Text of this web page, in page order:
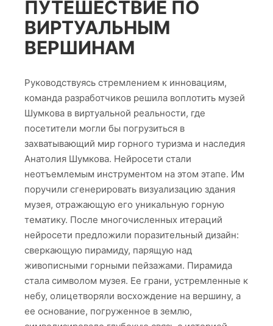
виртуальный музей должен находиться где-то на
фоне горного пейзажа. Дальше шла логическая
цепочка – здание музея должно соответствовать
окружению – на какую геометрическое тело
музея должно напоминать конус или пирамиду.
Остановились на пирамиде.
ПОМОЩЬ НЕЙРОСЕТЕЙ В
ПРОЕКТИРОВАНИИ МУЗЕЯ
Различным нейросетям было предложено
сгенерировать изображение по запросу или
“промту”(promt):
Архитектурный проект музея горного
туриста с различными модификациями.
Результат можно увидеть в галерее выше.